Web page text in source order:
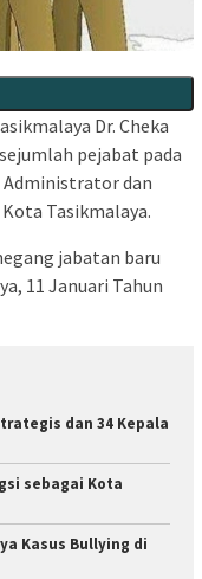
Dr. Cheka
pejabat pada
Administrator dan
Tasikmalaya.
jabatan baru
11 Januari Tahun
dan 34 Kepala
sebagai Kota
Kasus Bullying di